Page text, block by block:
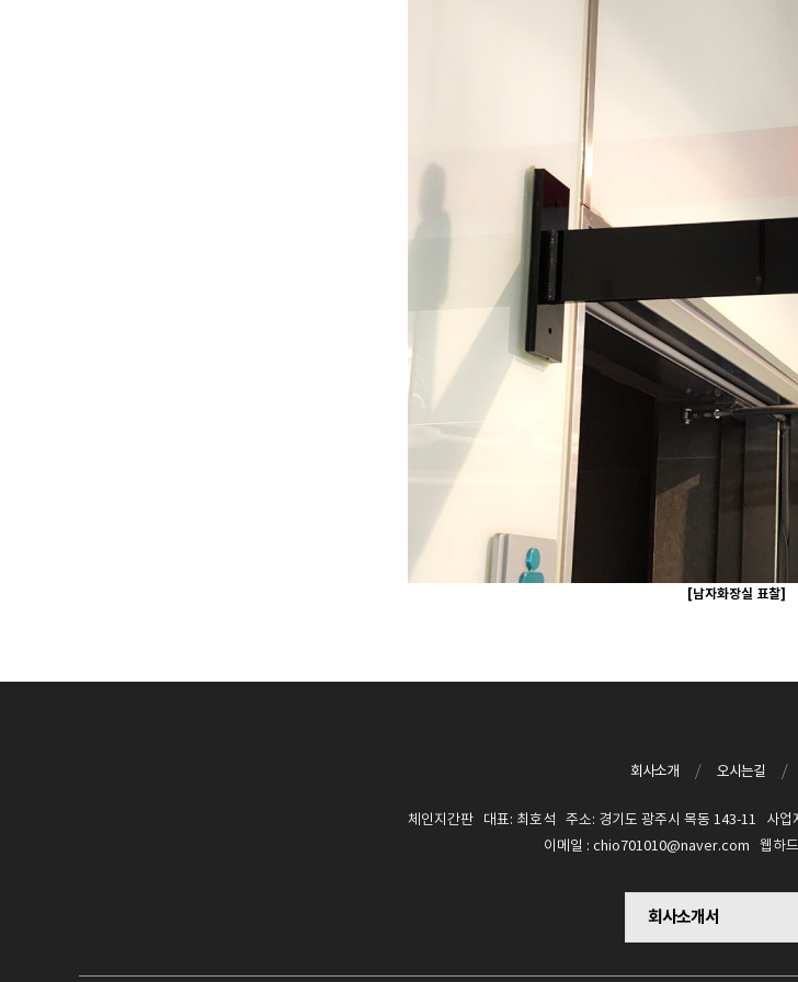
[남자화장실 표찰]
회사소개 / 오시는길 /
체인지간판 대표: 최호석 주소: 경기도 광주시 목동 143-11 사
이메일 : chio701010@naver.com 웹하
회사소개서